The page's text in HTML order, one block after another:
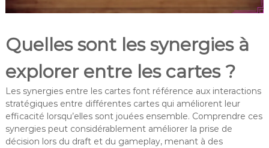
Quelles sont les synergies à
explorer entre les cartes ?
Les synergies entre les cartes font référence aux interactions
stratégiques entre différentes cartes qui améliorent leur
efficacité lorsqu’elles sont jouées ensemble. Comprendre ces
synergies peut considérablement améliorer la prise de
décision lors du draft et du gameplay, menant à des